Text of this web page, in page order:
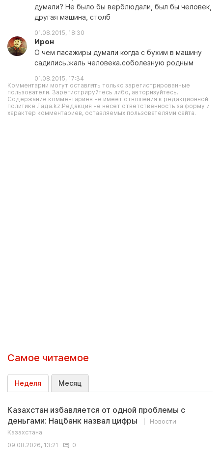
думали? Не было бы верблюдали, был бы человек,
другая машина, столб
01.08.2015, 18:30
Ирон
О чем пасажиры думали когда с бухим в машину
садились.жаль человека.соболезную родным
01.08.2015, 17:34
Комментарии могут оставлять только зарегистрированные
пользователи. Зарегистрируйтесь либо, авторизуйтесь.
Содержание комментариев не имеет отношения к редакционной
политике Лада.kz.Редакция не несет ответственность за форму и
характер комментариев, оставляемых пользователями сайта.
Самое читаемое
Неделя Месяц
Казахстан избавляется от одной проблемы с
деньгами: Нацбанк назвал цифры
Новости
Казахстана
09.08.2026, 13:21
0